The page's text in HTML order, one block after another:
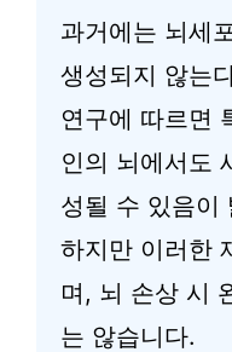
과거에는 뇌세
생성되지 않는
연구에 따르면
인의 뇌에서도
성될 수 있음이
하지만 이러한
며, 뇌 손상 시
는 않습니다.